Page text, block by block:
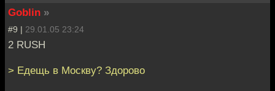
Goblin »
#9 | 29.01.05 23:24
2 RUSH
> Едещь в Москву? Здорово